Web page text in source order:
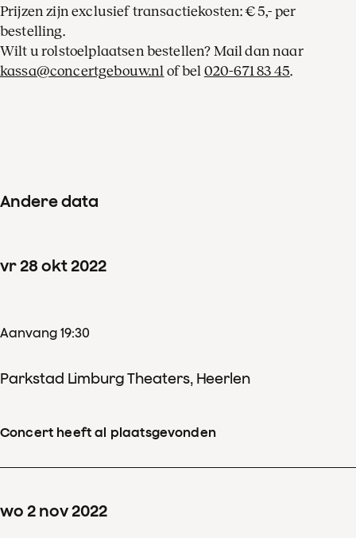
Prijzen zijn exclusief transactiekosten: € 5,- per
bestelling.
Wilt u rolstoelplaatsen bestellen? Mail dan naar
kassa@concertgebouw.nl of bel 020-671 83 45.
Andere data
vr28 okt2022
Aanvang 19:30
Parkstad Limburg Theaters, Heerlen
Concert heeft al plaatsgevonden
wo 2 nov2022